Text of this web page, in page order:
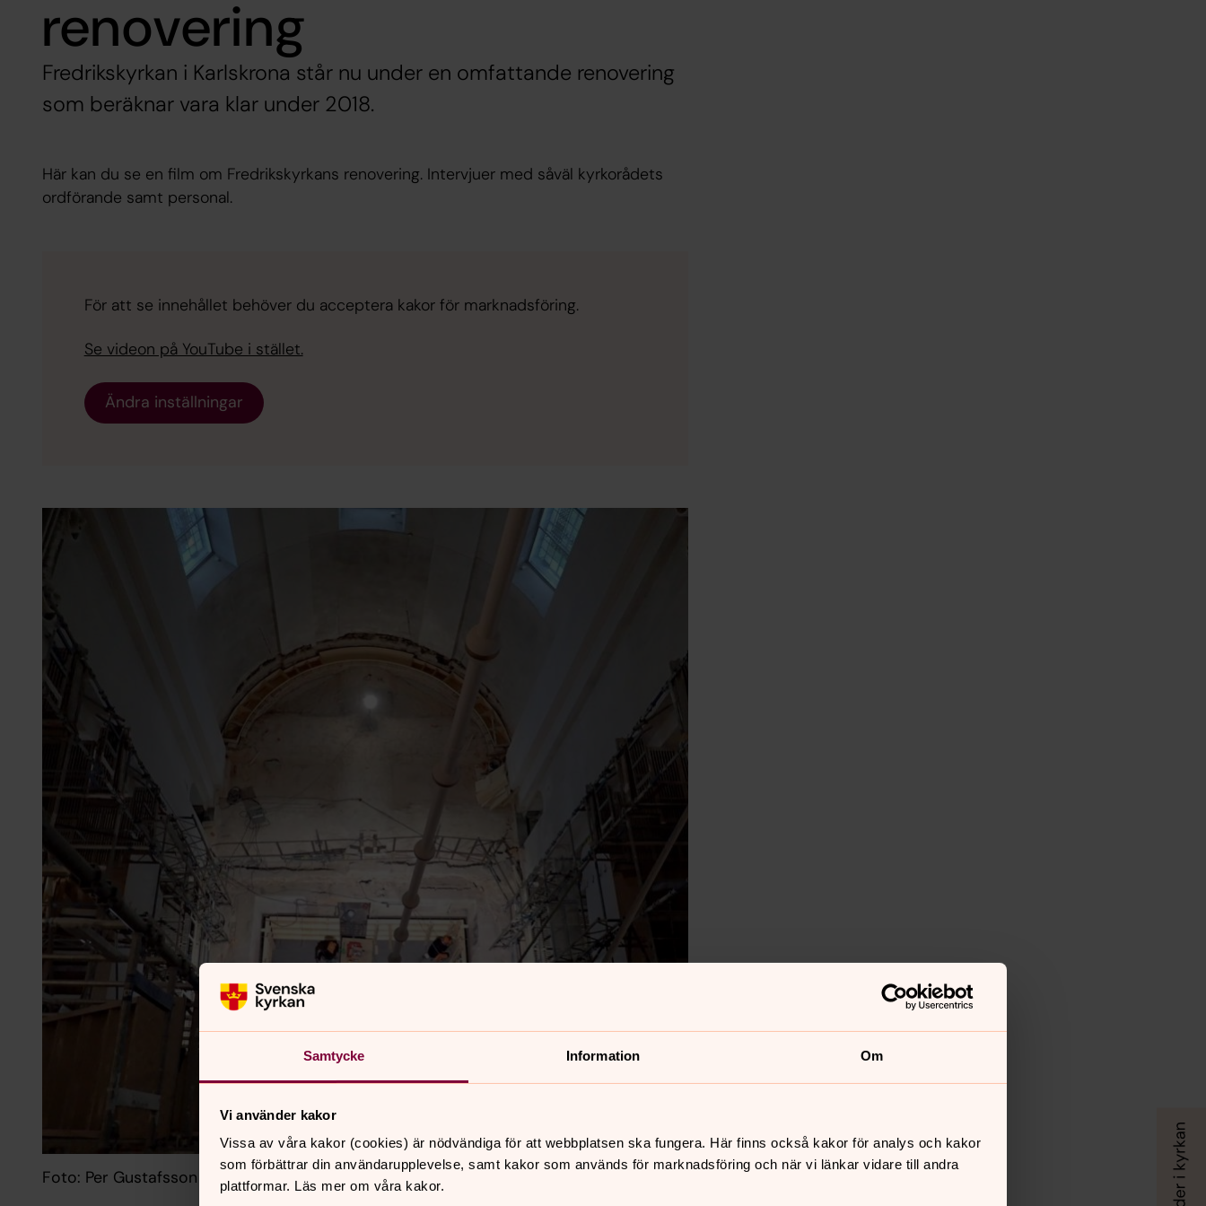
Samtycke Information Om
Vi använder kakor
Vissa av våra kakor (cookies) är nödvändiga för att webbplatsen ska fungera. Här finns också kakor för analys och kakor
som förbättrar din användarupplevelse, samt kakor som används för marknadsföring och när vi länkar vidare till andra
plattformar. Läs mer om våra kakor.
renovering
Fredrikskyrkan i Karlskrona står nu under en omfattande renovering
som beräknar vara klar under 2018.
Här kan du se en film om Fredrikskyrkans renovering. Intervjuer med såväl kyrkorådets
ordförande samt personal.
För att se innehållet behöver du acceptera kakor för marknadsföring.
Se videon på YouTube i stället.
Ändra inställningar
Foto: Per Gustafsson